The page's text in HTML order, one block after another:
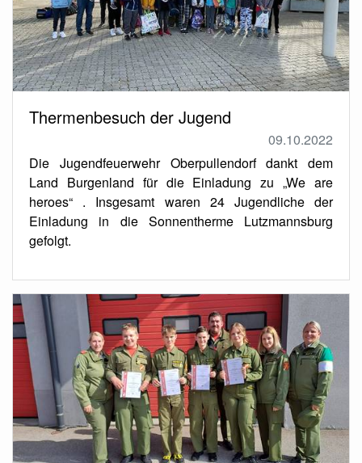
Thermenbesuch der Jugend
09.10.2022
Die Jugendfeuerwehr Oberpullendorf dankt dem
Land Burgenland für die Einladung zu „We are
heroes“ . Insgesamt waren 24 Jugendliche der
Einladung in die Sonnentherme Lutzmannsburg
gefolgt.